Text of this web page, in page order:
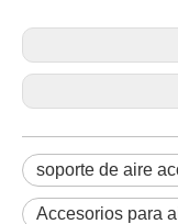
soporte de aire
Accesorios para